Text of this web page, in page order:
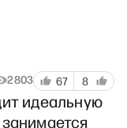
2803 67 8
идеальную